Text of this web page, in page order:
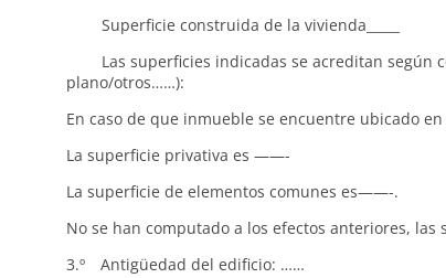
Superficie construida de la vivienda_____
Las superficies indicadas se acreditan según
plano/otros……):
En caso de que inmueble se encuentre ubicado
La superficie privativa es ——-
La superficie de elementos comunes es——-.
No se han computado a los efectos anteriores,
3.º Antigüedad del edificio: ……